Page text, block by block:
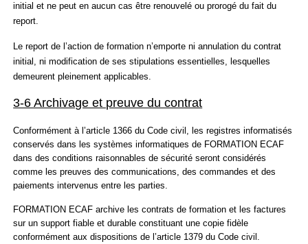
initial et ne peut en aucun cas être renouvelé ou prorogé du fait du
report.
Le report de l’action de formation n’emporte ni annulation du contrat
initial, ni modification de ses stipulations essentielles, lesquelles
demeurent pleinement applicables.
3-6 Archivage et preuve du contrat
Conformément à l’article 1366 du Code civil, les registres informatisés
conservés dans les systèmes informatiques de FORMATION ECAF
dans des conditions raisonnables de sécurité seront considérés
comme les preuves des communications, des commandes et des
paiements intervenus entre les parties.
FORMATION ECAF archive les contrats de formation et les factures
sur un support fiable et durable constituant une copie fidèle
conformément aux dispositions de l’article 1379 du Code civil.